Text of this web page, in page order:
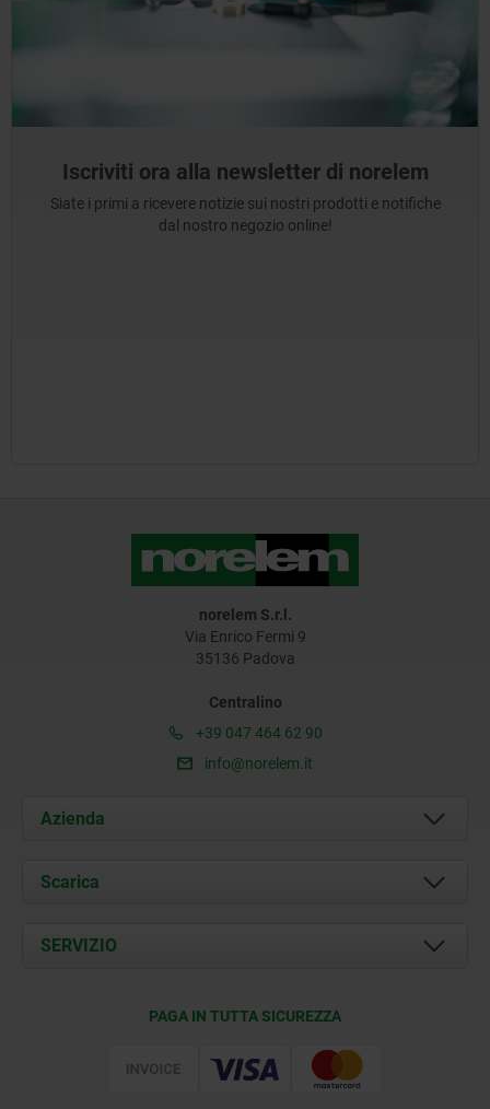
Iscriviti ora alla newsletter di norelem
Siate i primi a ricevere notizie sui nostri prodotti e notifiche
dal nostro negozio online!
norelem S.r.l.
Via Enrico Fermi 9
35136 Padova
Centralino
+39 047 464 62 90
info@norelem.it
Azienda
Chi siamo
Contatti
Scarica
Documents
SERVIZIO
PAGA IN TUTTA SICUREZZA